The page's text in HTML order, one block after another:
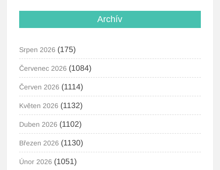
Archív
Srpen 2026 (175)
Červenec 2026 (1084)
Červen 2026 (1114)
Květen 2026 (1132)
Duben 2026 (1102)
Březen 2026 (1130)
Únor 2026 (1051)